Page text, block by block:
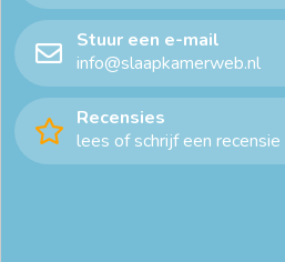
Stuur een e-mail
info@slaapkamerweb.nl
Recensies
lees of schrijf een recensie